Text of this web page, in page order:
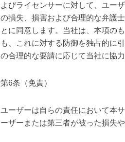
よびライセンサーに対して、ユー
の損失、損害および合理的な弁護
とに同意します。当社は、本項の
も、これに対する防御を独占的に
の合理的な要請に応じて当社に協
第6条（免責）
ユーザーは自らの責任において本
ーザーまたは第三者が被った損失